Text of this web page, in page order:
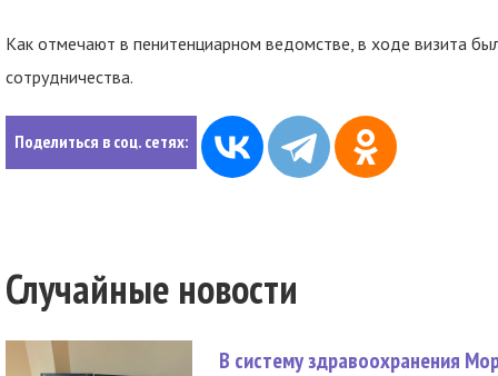
Как отмечают в пенитенциарном ведомстве, в ходе визита
сотрудничества.
Поделиться в соц. сетях:
Случайные новости
В систему здравоохранения